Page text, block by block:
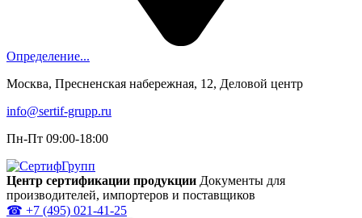
Определение...
Москва, Пресненская набережная, 12, Деловой центр
info@sertif-grupp.ru
Пн-Пт 09:00-18:00
Центр сертификации продукции Документы для
производителей, импортеров и поставщиков
☎ +7 (495) 021-41-25